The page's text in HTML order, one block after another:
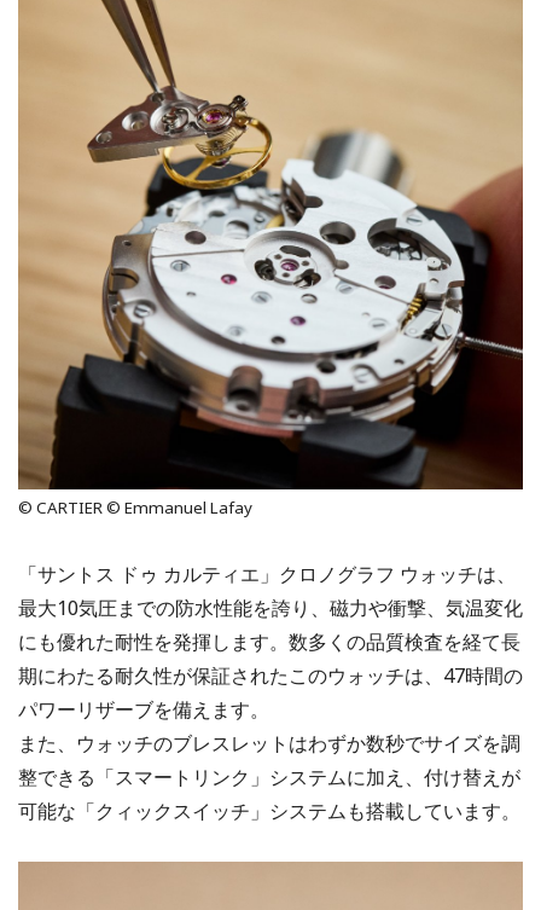
© CARTIER © Emmanuel Lafay
「サントス ドゥ カルティエ」クロノグラフ ウォッチは、
最大10気圧までの防水性能を誇り、磁力や衝撃、気温変化
にも優れた耐性を発揮します。数多くの品質検査を経て長
期にわたる耐久性が保証されたこのウォッチは、47時間の
パワーリザーブを備えます。
また、ウォッチのブレスレットはわずか数秒でサイズを調
整できる「スマートリンク」システムに加え、付け替えが
可能な「クィックスイッチ」システムも搭載しています。